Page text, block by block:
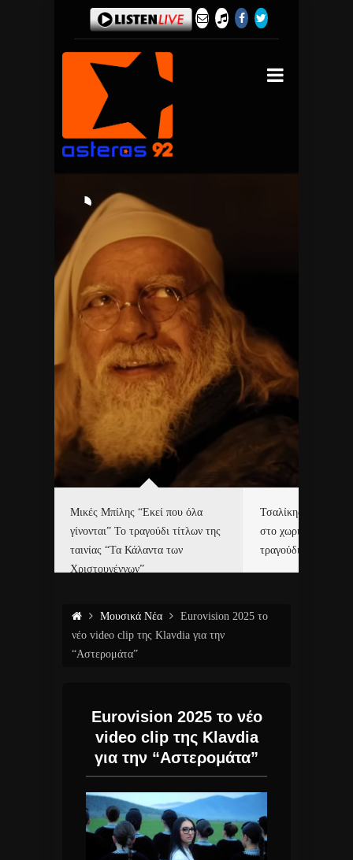
Μικές Μπίλης “Εκεί που όλα
γίνονται” Το τραγούδι τίτλων της
ταινίας “Τα Κάλαντα των
Χριστουγέννων”
Τσαλίκης,
στο χωριό του Άι
τραγούδι και video
Μουσικά Νέα
Eurovision 2025 το
νέο video clip της Klavdia για την
“Αστερομάτα”
Eurovision 2025 το νέο
video clip της Klavdia
για την “Αστερομάτα”